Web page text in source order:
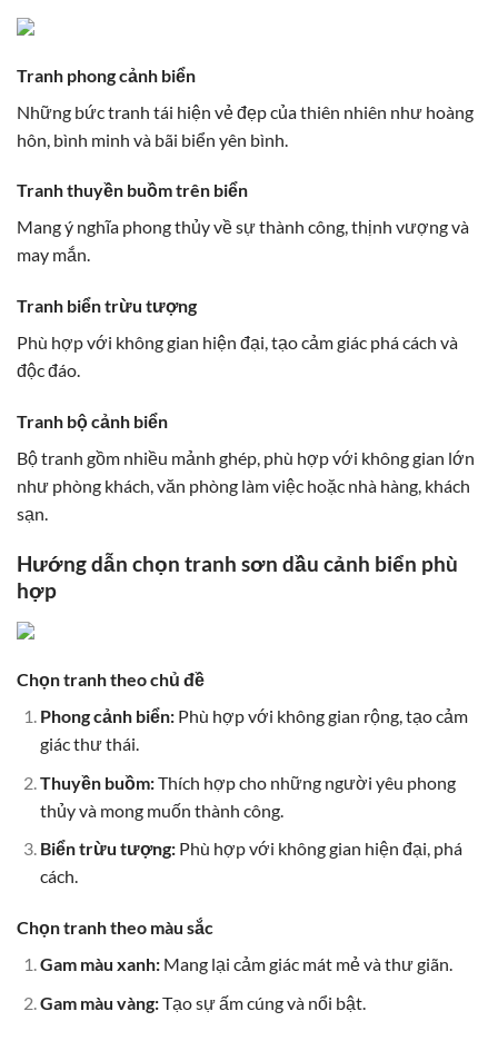
Tranh phong cảnh biển
Những bức tranh tái hiện vẻ đẹp của thiên nhiên như hoàng
hôn, bình minh và bãi biển yên bình.
Tranh thuyền buồm trên biển
Mang ý nghĩa phong thủy về sự thành công, thịnh vượng và
may mắn.
Tranh biển trừu tượng
Phù hợp với không gian hiện đại, tạo cảm giác phá cách và
độc đáo.
Tranh bộ cảnh biển
Bộ tranh gồm nhiều mảnh ghép, phù hợp với không gian lớn
như phòng khách, văn phòng làm việc hoặc nhà hàng, khách
sạn.
Hướng dẫn chọn tranh sơn dầu cảnh biển phù
hợp
Chọn tranh theo chủ đề
Phong cảnh biển:Phù hợp với không gian rộng, tạo cảm
giác thư thái.
Thuyền buồm:Thích hợp cho những người yêu phong
thủy và mong muốn thành công.
Biển trừu tượng:Phù hợp với không gian hiện đại, phá
cách.
Chọn tranh theo màu sắc
Gam màu xanh:Mang lại cảm giác mát mẻ và thư giãn.
Gam màu vàng:Tạo sự ấm cúng và nổi bật.